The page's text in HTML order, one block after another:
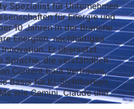
Spezialist für Unternehmen
für Energie und
10 Jahren in der Branche
Energien, nachhaltiges
Er übersetzt
Sprache, die verständlich
Content baut Vertrauen,
Basis für KI-Sichtbarkeit.
wie Gemini, Claude und